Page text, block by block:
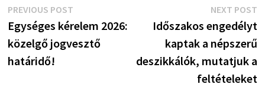
Bejegyzés
navigáció
PREVIOUS POSTPrevious
post:
Egységes kérelem 2026:
közelgő jogvesztő
határidő!
NEXT POST
Időszakos engedélyt
kaptak a népszerű
deszikkálók, mutatjuk a
feltételeket